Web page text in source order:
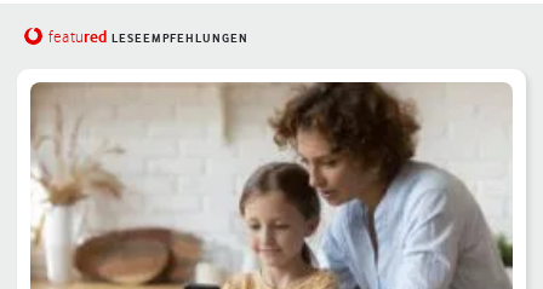
featured LESEEMPFEHLUNGEN